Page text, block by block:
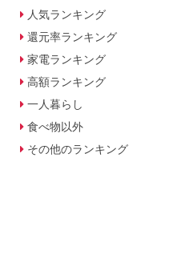
人気ランキング
還元率ランキング
家電ランキング
高額ランキング
一人暮らし
食べ物以外
その他のランキング